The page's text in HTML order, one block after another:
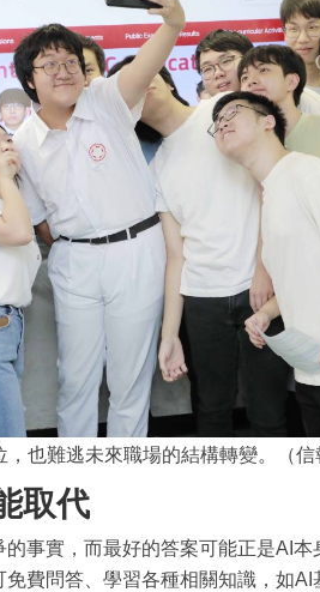
也難逃未來職場的結構轉變。（信
取代
事實，而最好的答案可能正是AI本
費問答、學習各種相關知識，如AI